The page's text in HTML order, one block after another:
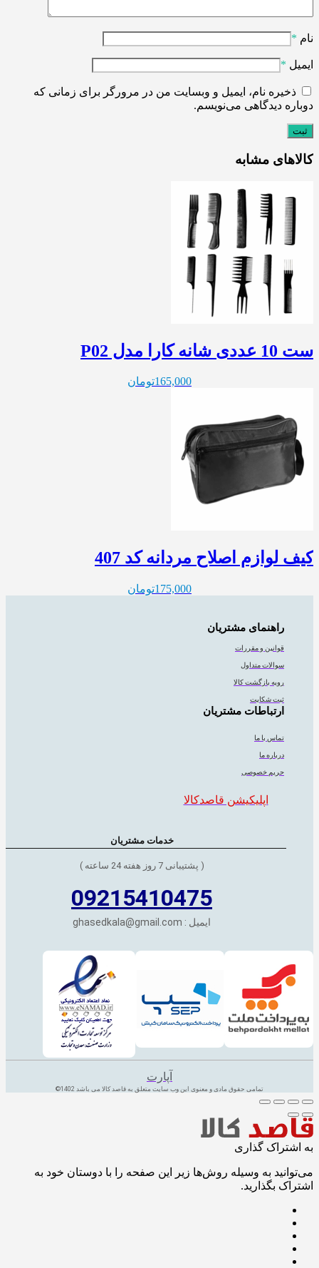
نام *
ایمیل *
ذخیره نام، ایمیل و وبسایت من در مرورگر برای زمانی که
دوباره دیدگاهی می‌نویسم.
کالاهای مشابه
ست 10 عددی شانه کارا مدل P02
165,000تومان
کیف لوازم اصلاح مردانه کد 407
175,000تومان
راهنمای مشتریان
قوانین و مقررات
سوالات متداول
رویه بازگشت کالا
ثبت شکایت
ارتباطات مشتریان
تماس با ما
درباره ما
حریم خصوصی
اپلیکیشن قاصدکالا
خدمات مشتریان
( پشتیبانی 7 روز هفته 24 ساعته )
09215410475
ایمیل : ghasedkala@gmail.com
آپارت
تمامی حقوق مادی و معنوی این وب سایت متعلق به قاصد کالا می باشد 1402©
به اشتراک گذاری
می‌توانید به وسیله روش‌ها زیر این صفحه را با دوستان خود به
اشتراک بگذارید.